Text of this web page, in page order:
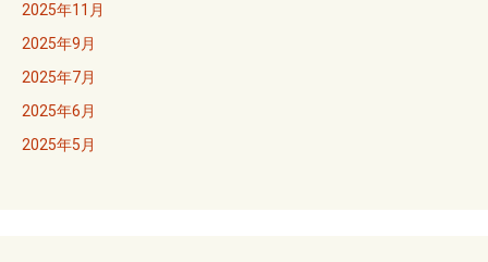
2025年11月
2025年9月
2025年7月
2025年6月
2025年5月